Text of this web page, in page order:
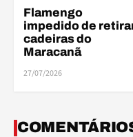
FINANÇAS
Flamengo
impedido de
cadeiras do
Maracanã
27/07/2026